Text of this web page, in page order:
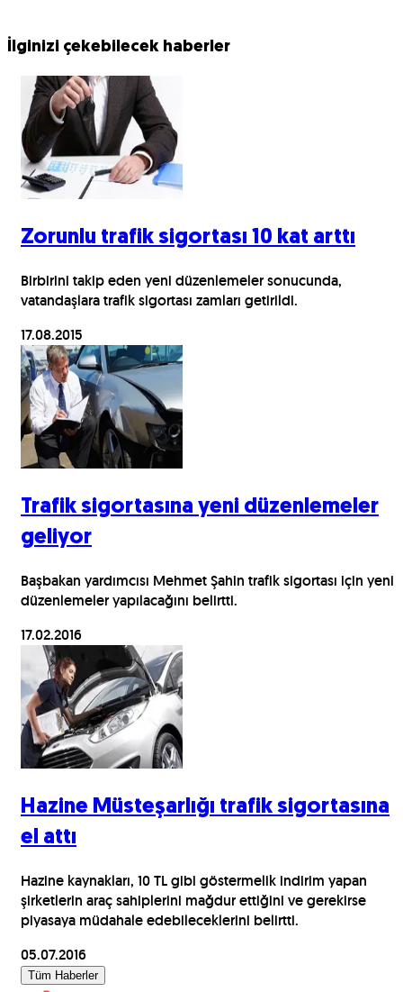
İlginizi çekebilecek haberler
Zorunlu trafik sigortası 10 kat arttı
Birbirini takip eden yeni düzenlemeler sonucunda,
vatandaşlara trafik sigortası zamları getirildi.
17.08.2015
Trafik sigortasına yeni düzenlemeler
geliyor
Başbakan yardımcısı Mehmet Şahin trafik sigortası için yeni
düzenlemeler yapılacağını belirtti.
17.02.2016
Hazine Müsteşarlığı trafik sigortasına
el attı
Hazine kaynakları, 10 TL gibi göstermelik indirim yapan
şirketlerin araç sahiplerini mağdur ettiğini ve gerekirse
piyasaya müdahale edebileceklerini belirtti.
05.07.2016
Tüm Haberler